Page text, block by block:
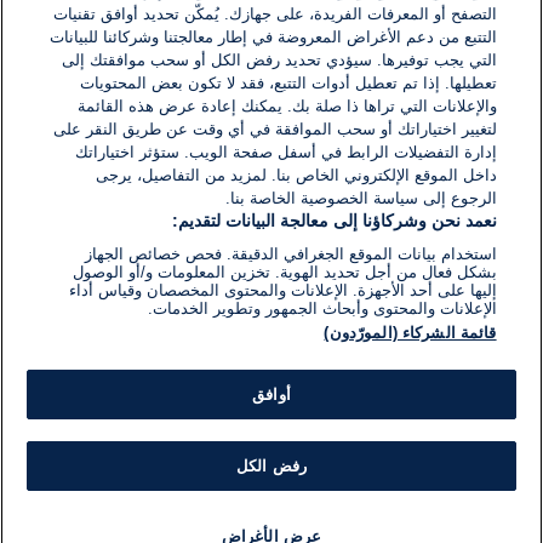
1
2
3
4
5 التالي
التصفح أو المعرفات الفريدة، على جهازك. يُمكّن تحديد أوافق تقنيات
التتبع من دعم الأغراض المعروضة في إطار معالجتنا وشركائنا للبيانات
التي يجب توفيرها. سيؤدي تحديد رفض الكل أو سحب موافقتك إلى
تعطيلها. إذا تم تعطيل أدوات التتبع، فقد لا تكون بعض المحتويات
والإعلانات التي تراها ذا صلة بك. يمكنك إعادة عرض هذه القائمة
لتغيير اختياراتك أو سحب الموافقة في أي وقت عن طريق النقر على
إدارة التفضيلات الرابط في أسفل صفحة الويب. ستؤثر اختياراتك
داخل الموقع الإلكتروني الخاص بنا. لمزيد من التفاصيل، يرجى
الرجوع إلى سياسة الخصوصية الخاصة بنا.
نعمد نحن وشركاؤنا إلى معالجة البيانات لتقديم:
استخدام بيانات الموقع الجغرافي الدقيقة. فحص خصائص الجهاز
بشكل فعال من أجل تحديد الهوية. تخزين المعلومات و/أو الوصول
إليها على أحد الأجهزة. الإعلانات والمحتوى المخصصان وقياس أداء
الإعلانات والمحتوى وأبحاث الجمهور وتطوير الخدمات.
قائمة الشركاء (المورّدون)
أوافق
رفض الكل
عرض الأغراض